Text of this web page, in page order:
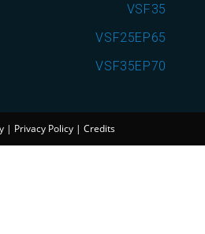
VSF35
VSF25EP65
VSF35EP70
| Privacy Policy | Credits